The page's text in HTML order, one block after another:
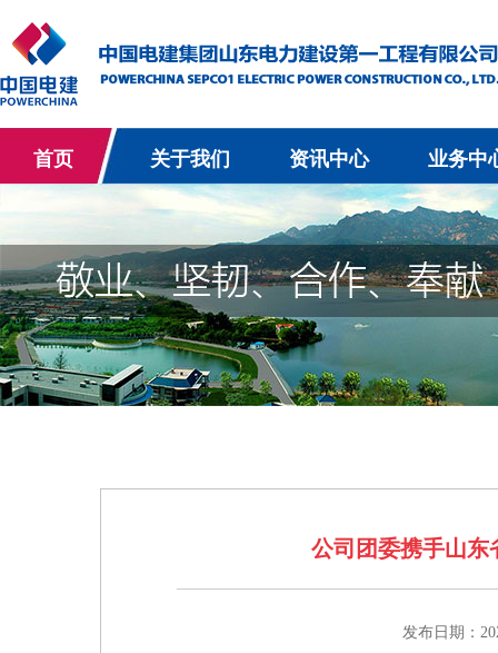
首页 关于我们 资讯中心 业务中
公司团委携手山东
发布日期：